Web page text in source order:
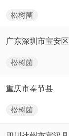
松树菌
广东深圳市宝安区
松树菌
重庆市奉节县
松树菌